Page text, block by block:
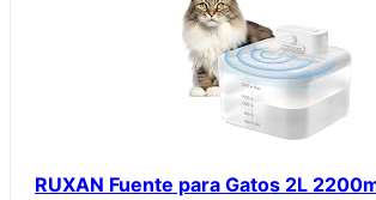
RUXAN Fuente para Gatos 2L